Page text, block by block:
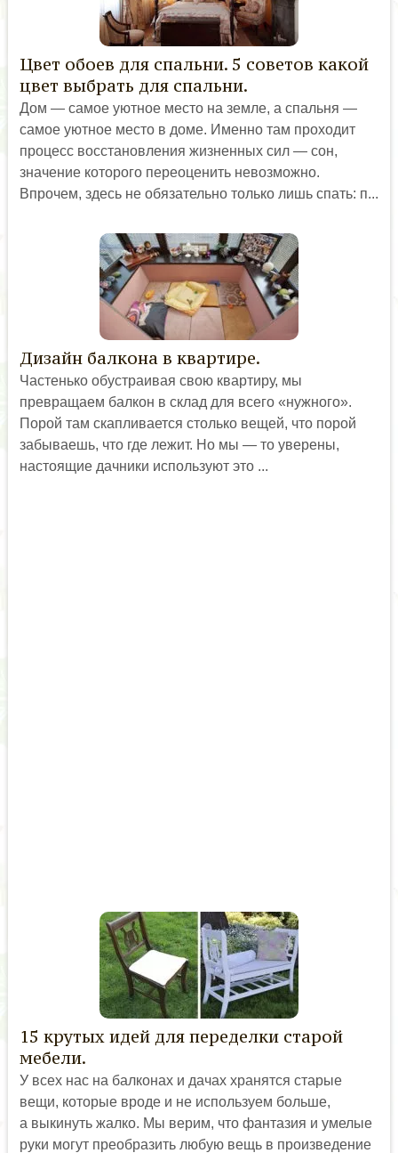
Цвет обоев для спальни. 5 советов какой
цвет выбрать для спальни.
Дом — самое уютное место на земле, а спальня —
самое уютное место в доме. Именно там проходит
процесс восстановления жизненных сил — сон,
значение которого переоценить невозможно.
Впрочем, здесь не обязательно только лишь спать: п...
Дизайн балкона в квартире.
Частенько обустраивая свою квартиру, мы
превращаем балкон в склад для всего «нужного».
Порой там скапливается столько вещей, что порой
забываешь, что где лежит. Но мы — то уверены,
настоящие дачники используют это ...
15 крутых идей для переделки старой
мебели.
У всех нас на балконах и дачах хранятся старые
вещи, которые вроде и не используем больше,
а выкинуть жалко. Мы верим, что фантазия и умелые
руки могут преобразить любую вещь в произведение